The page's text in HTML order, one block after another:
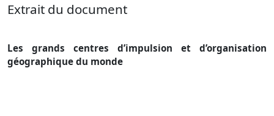
Extrait du document
Les grands centres d’impulsion et d’organisation
géographique du monde